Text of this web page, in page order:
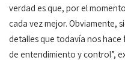
verdad es que, por el
cada vez mejor. Obviamente,
detalles que todavía nos hace
de entendimiento y control”,